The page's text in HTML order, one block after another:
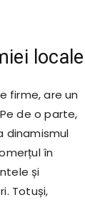
locale
firme, are un
de o parte,
dinamismul
în
și
Totuși,